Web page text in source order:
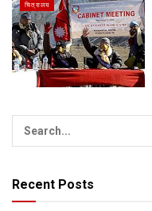
चित्रालय
Recent Posts